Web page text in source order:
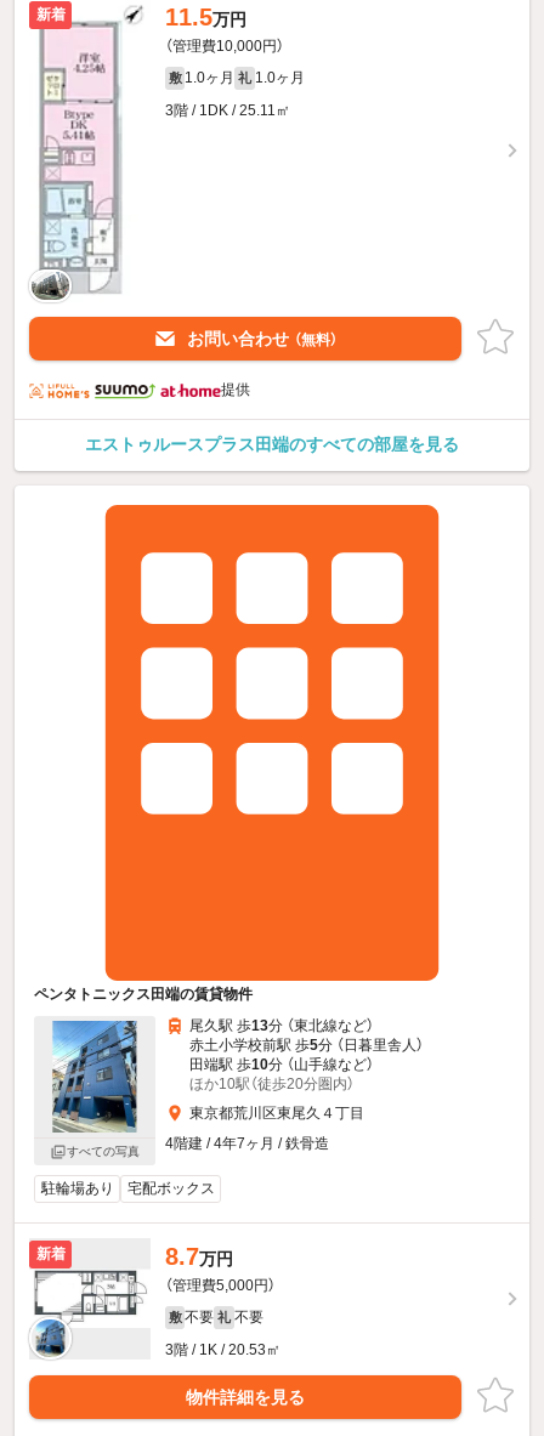
新着 11.5万円
（管理費10,000円）
敷 1.0ヶ月 礼 1.0ヶ月
3階 / 1DK / 25.11㎡
お問い合わせ （無料）
提供
エストゥルースプラス田端のすべての部屋を見る
ペンタトニックス田端の賃貸物件
すべての写真
尾久駅 歩13分 （東北線など）
赤土小学校前駅 歩5分 （日暮里舎人）
田端駅 歩10分 （山手線など）
ほか10駅（徒歩20分圏内）
東京都荒川区東尾久４丁目
4階建 / 4年7ヶ月 / 鉄骨造
駐輪場あり 宅配ボックス
新着 8.7万円
（管理費5,000円）
敷 不要 礼 不要
3階 / 1K / 20.53㎡
物件詳細を見る